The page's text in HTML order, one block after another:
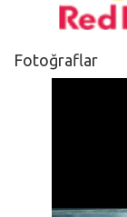
Fotoğraflar